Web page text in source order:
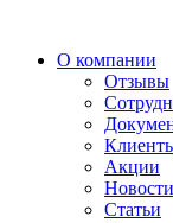
О компании
Отзывы
Акции
Новости
Статьи